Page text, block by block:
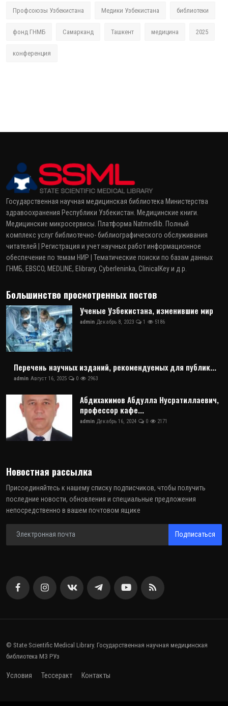
Профсоюзы Узбекистана Медики Узбекистана библиотеки
фонд ГНМБ Самарканд Ташкент медицина 2025
конференция
Государственная научная медицинская библиотека Министерства
здравоохранения Республики Узбекистан. Медицинские книги.
Медицинские микросервисы. Платформа Natmedlib. Полный
комплекс услуг библиотечно- библиографического обслуживания
читателей | Регистрация и учет научных работ информационное
обеспечение по темам НИР | Тематические поиски по базам данных
ГНМБ, EBSCO, MEDLINE, Elibrary, Cyberleninka, ClinicalKey и д.р.
Большинство просмотренных постов
Ученые Узбекистана, изменившие мир
admin Декабрь 8, 2023 1 5186
Перечень научных изданий, рекомендуемых для публик...
admin Август 16, 2025 0 2963
Абдихакимов Абдулла Нусратиллаевич,
профессор кафе...
admin Декабрь 16, 2024 0 2171
Новостная рассылка
Присоединяйтесь к нашему списку подписчиков, чтобы получить
последние новости, обновления и специальные предложения
непосредственно в вашем почтовом ящике
Подписаться
© State Scientific Medical Library. Государственная научная медицинская
библиотека МЗ РУз
Условия Тессеракт Контакты